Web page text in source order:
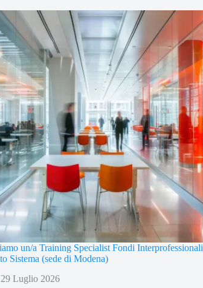
un/a Training Specialist Fondi Interprofessionali
Sistema (sede di Modena)
29 Luglio 2026